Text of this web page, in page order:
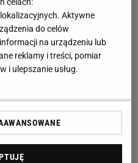
celach:
Aktywne
do celów
na urządzeniu lub
reklamy i treści, pomiar
i ulepszanie usług.